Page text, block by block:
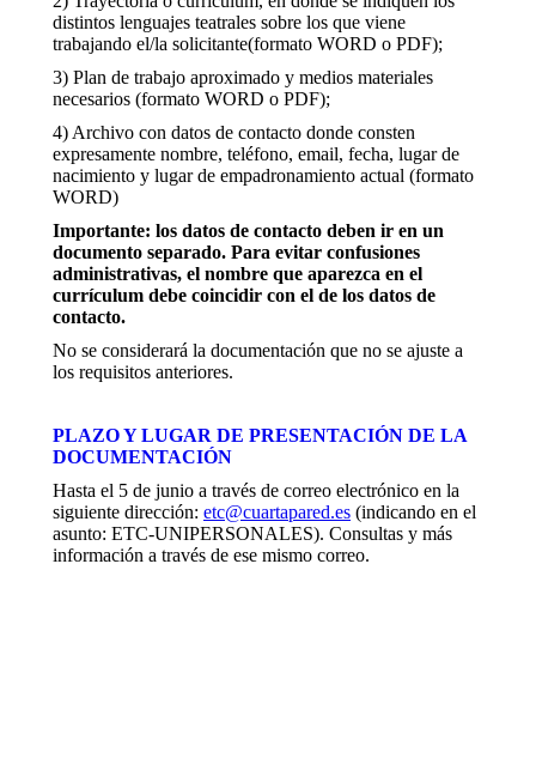
distintos lenguajes teatrales sobre los que viene
trabajando el/la solicitante(formato WORD o PDF);
3) Plan de trabajo aproximado y medios materiales
necesarios (formato WORD o PDF);
4) Archivo con datos de contacto donde consten
expresamente nombre, teléfono, email, fecha, lugar de
nacimiento y lugar de empadronamiento actual (formato
WORD)
Importante: los datos de contacto deben ir en un
documento separado. Para evitar confusiones
administrativas, el nombre que aparezca en el
currículum debe coincidir con el de los datos de
contacto.
No se considerará la documentación que no se ajuste a
los requisitos anteriores.
PLAZO Y LUGAR DE PRESENTACIÓN DE LA
DOCUMENTACIÓN
Hasta el 5 de junio a través de correo electrónico en la
siguiente dirección: etc@cuartapared.es (indicando en el
asunto: ETC-UNIPERSONALES). Consultas y más
información a través de ese mismo correo.